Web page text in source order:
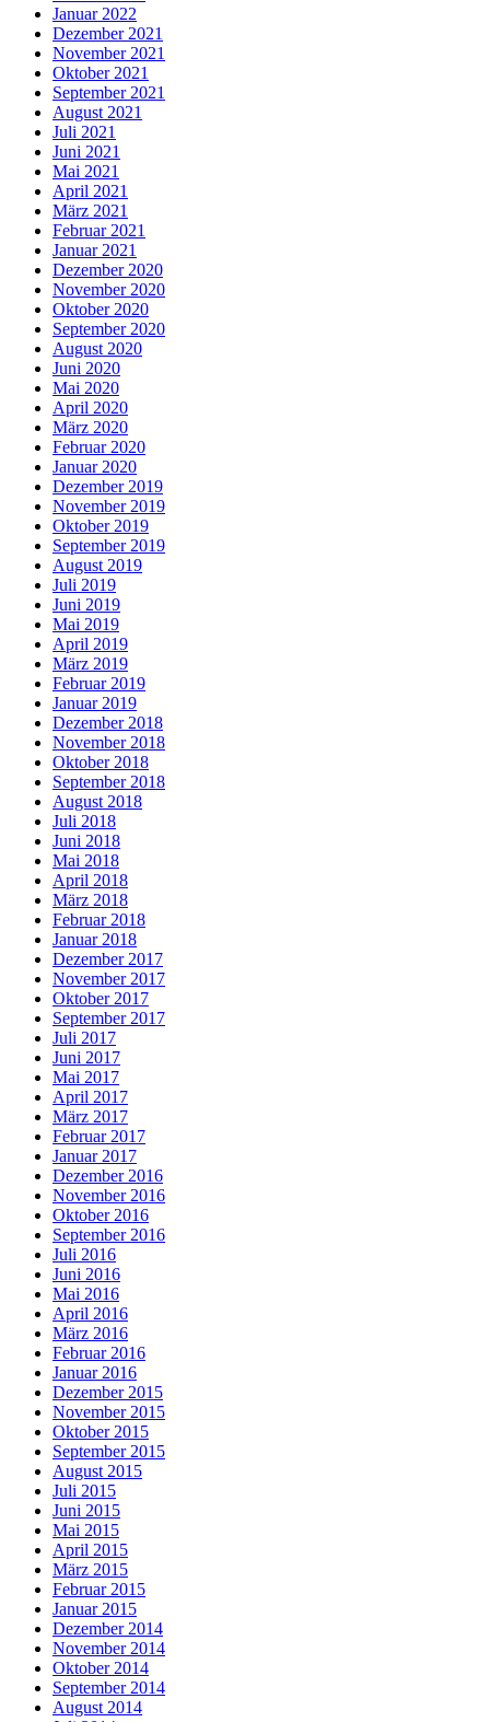
Januar 2022
Dezember 2021
November 2021
Oktober 2021
September 2021
August 2021
Juli 2021
Juni 2021
Mai 2021
April 2021
März 2021
Februar 2021
Januar 2021
Dezember 2020
November 2020
Oktober 2020
September 2020
August 2020
Juni 2020
Mai 2020
April 2020
März 2020
Februar 2020
Januar 2020
Dezember 2019
November 2019
Oktober 2019
September 2019
August 2019
Juli 2019
Juni 2019
Mai 2019
April 2019
März 2019
Februar 2019
Januar 2019
Dezember 2018
November 2018
Oktober 2018
September 2018
August 2018
Juli 2018
Juni 2018
Mai 2018
April 2018
März 2018
Februar 2018
Januar 2018
Dezember 2017
November 2017
Oktober 2017
September 2017
Juli 2017
Juni 2017
Mai 2017
April 2017
März 2017
Februar 2017
Januar 2017
Dezember 2016
November 2016
Oktober 2016
September 2016
Juli 2016
Juni 2016
Mai 2016
April 2016
März 2016
Februar 2016
Januar 2016
Dezember 2015
November 2015
Oktober 2015
September 2015
August 2015
Juli 2015
Juni 2015
Mai 2015
April 2015
März 2015
Februar 2015
Januar 2015
Dezember 2014
November 2014
Oktober 2014
September 2014
August 2014